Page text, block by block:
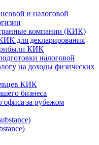
и налоговой
компании (КИК)
для декларирования
КИК
налоговой
на доходы физических
КИК
бизнеса
офиса за рубежом